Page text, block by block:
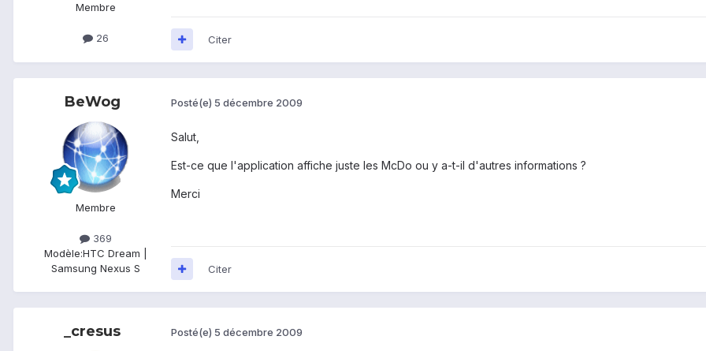
Membre
26 Citer
BeWog
Membre
369
Modèle:HTC Dream |
Samsung Nexus S
Posté(e) 5 décembre 2009
Salut,
Est-ce que l'application affiche juste les McDo ou y a-t-il d'autres informations ?
Merci
Citer
_cresus Posté(e) 5 décembre 2009